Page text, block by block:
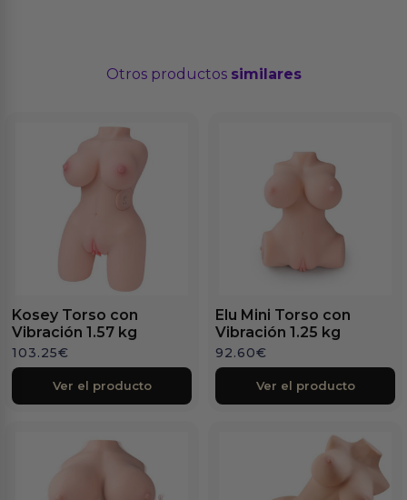
Otros productos similares
Kosey Torso con
Vibración 1.57 kg
103.25€
Ver el producto
Elu Mini Torso con
Vibración 1.25 kg
92.60€
Ver el producto